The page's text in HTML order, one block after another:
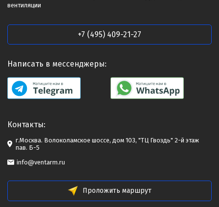
вентиляции
+7 (495) 409-21-27
Написать в мессенджеры:
Контакты:
г.Москва. Волоколамское шоссе, дом 103, "ТЦ Гвоздь" 2-й этаж
пав. Б-5
info@ventarm.ru
Проложить маршрут